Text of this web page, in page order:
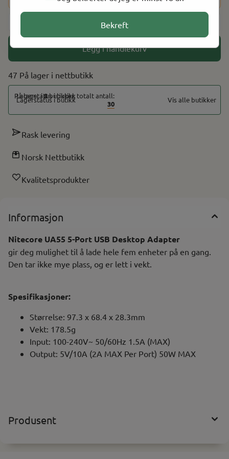
Bekreft
Legg i handlekurv
47 På lager
På lager i8butikker, totalt antall:
30
Vis alle butikker
Rask levering
Norsk Nettbutikk
Kvalitetsprodukter
Informasjon
Nitecore UA55 5-Port USB Desktop Adapter
gir deg mulighet til å lade hele fem enheter på en gang.
Den tar ikke mye plass, og er lett i vekt.
Spesifikasjoner:
Størrelse: 97.3 x 68.4 x 28.3mm
Vekt: 178.5g
Input: 100-240V~ 50/60Hz 1.5A (MAX)
Output: 5V/10A (2A MAX Per Port) 50W MAX
Produsent